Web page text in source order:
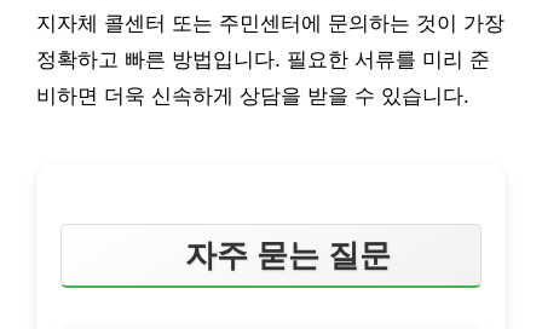
지자체 콜센터 또는 주민센터에 문의하는 것이 가장
정확하고 빠른 방법입니다. 필요한 서류를 미리 준
비하면 더욱 신속하게 상담을 받을 수 있습니다.
자주 묻는 질문